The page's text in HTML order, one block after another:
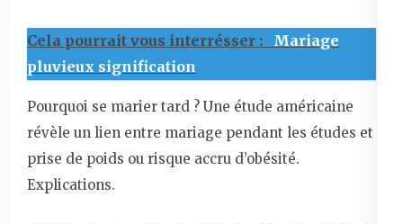
Cela pourrait vous interrésser :
Mariage
pluvieux signification
Pourquoi se marier tard ? Une étude américaine
révèle un lien entre mariage pendant les études et
prise de poids ou risque accru d’obésité.
Explications.